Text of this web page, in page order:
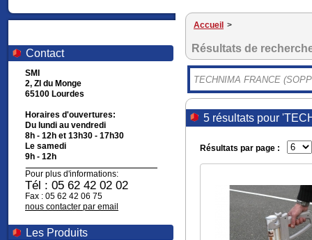
Contact
SMI
2, ZI du Monge
65100 Lourdes
Horaires d'ouvertures:
Du lundi au vendredi
8h - 12h et 13h30 - 17h30
Le samedi
9h - 12h
Pour plus d'informations:
Tél : 05 62 42 02 02
Fax : 05 62 42 06 75
nous contacter par email
Les Produits
Accueil >
Résultats de
5 résultats pour
Résultats par page :